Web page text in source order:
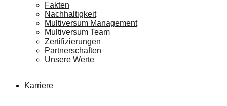
Fakten
Nachhaltigkeit
Multiversum Management
Multiversum Team
Zertifizierungen
Partnerschaften
Unsere Werte
Karriere